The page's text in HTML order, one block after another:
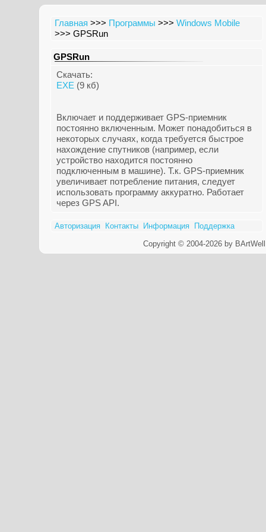
Главная >>> Программы >>>Windows Mobile
>>> GPSRun
GPSRun
Скачать:
EXE (9 кб)
Включает и поддерживает GPS-приемник
постоянно включенным. Может понадобиться в
некоторых случаях, когда требуется быстрое
нахождение спутников (например, если
устройство находится постоянно
подключенным в машине). Т.к. GPS-приемник
увеличивает потребление питания, следует
использовать программу аккуратно. Работает
через GPS API.
Авторизация Контакты Информация
Поддержка
Copyright © 2004-2026 by BArtWell